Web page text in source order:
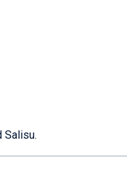
Salisu.